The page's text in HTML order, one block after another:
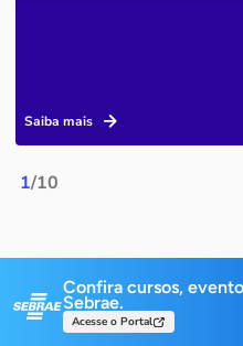
1/10
Saiba mais
Confira cursos,
Sebrae.
Acesse o Portal